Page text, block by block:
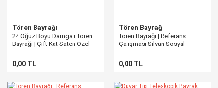
Tören Bayrağı
24 Oğuz Boyu Damgalı Tören
Bayrağı | Çift Kat Saten Özel
0,00 TL
Tören Bayrağı
Tören Bayrağı | Referans
Çalışması Silvan Sosyal
0,00 TL